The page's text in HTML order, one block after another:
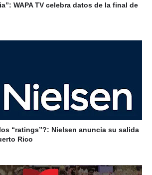
WAPA TV celebra datos de la final de
“ratings”?: Nielsen anuncia su salida
Rico